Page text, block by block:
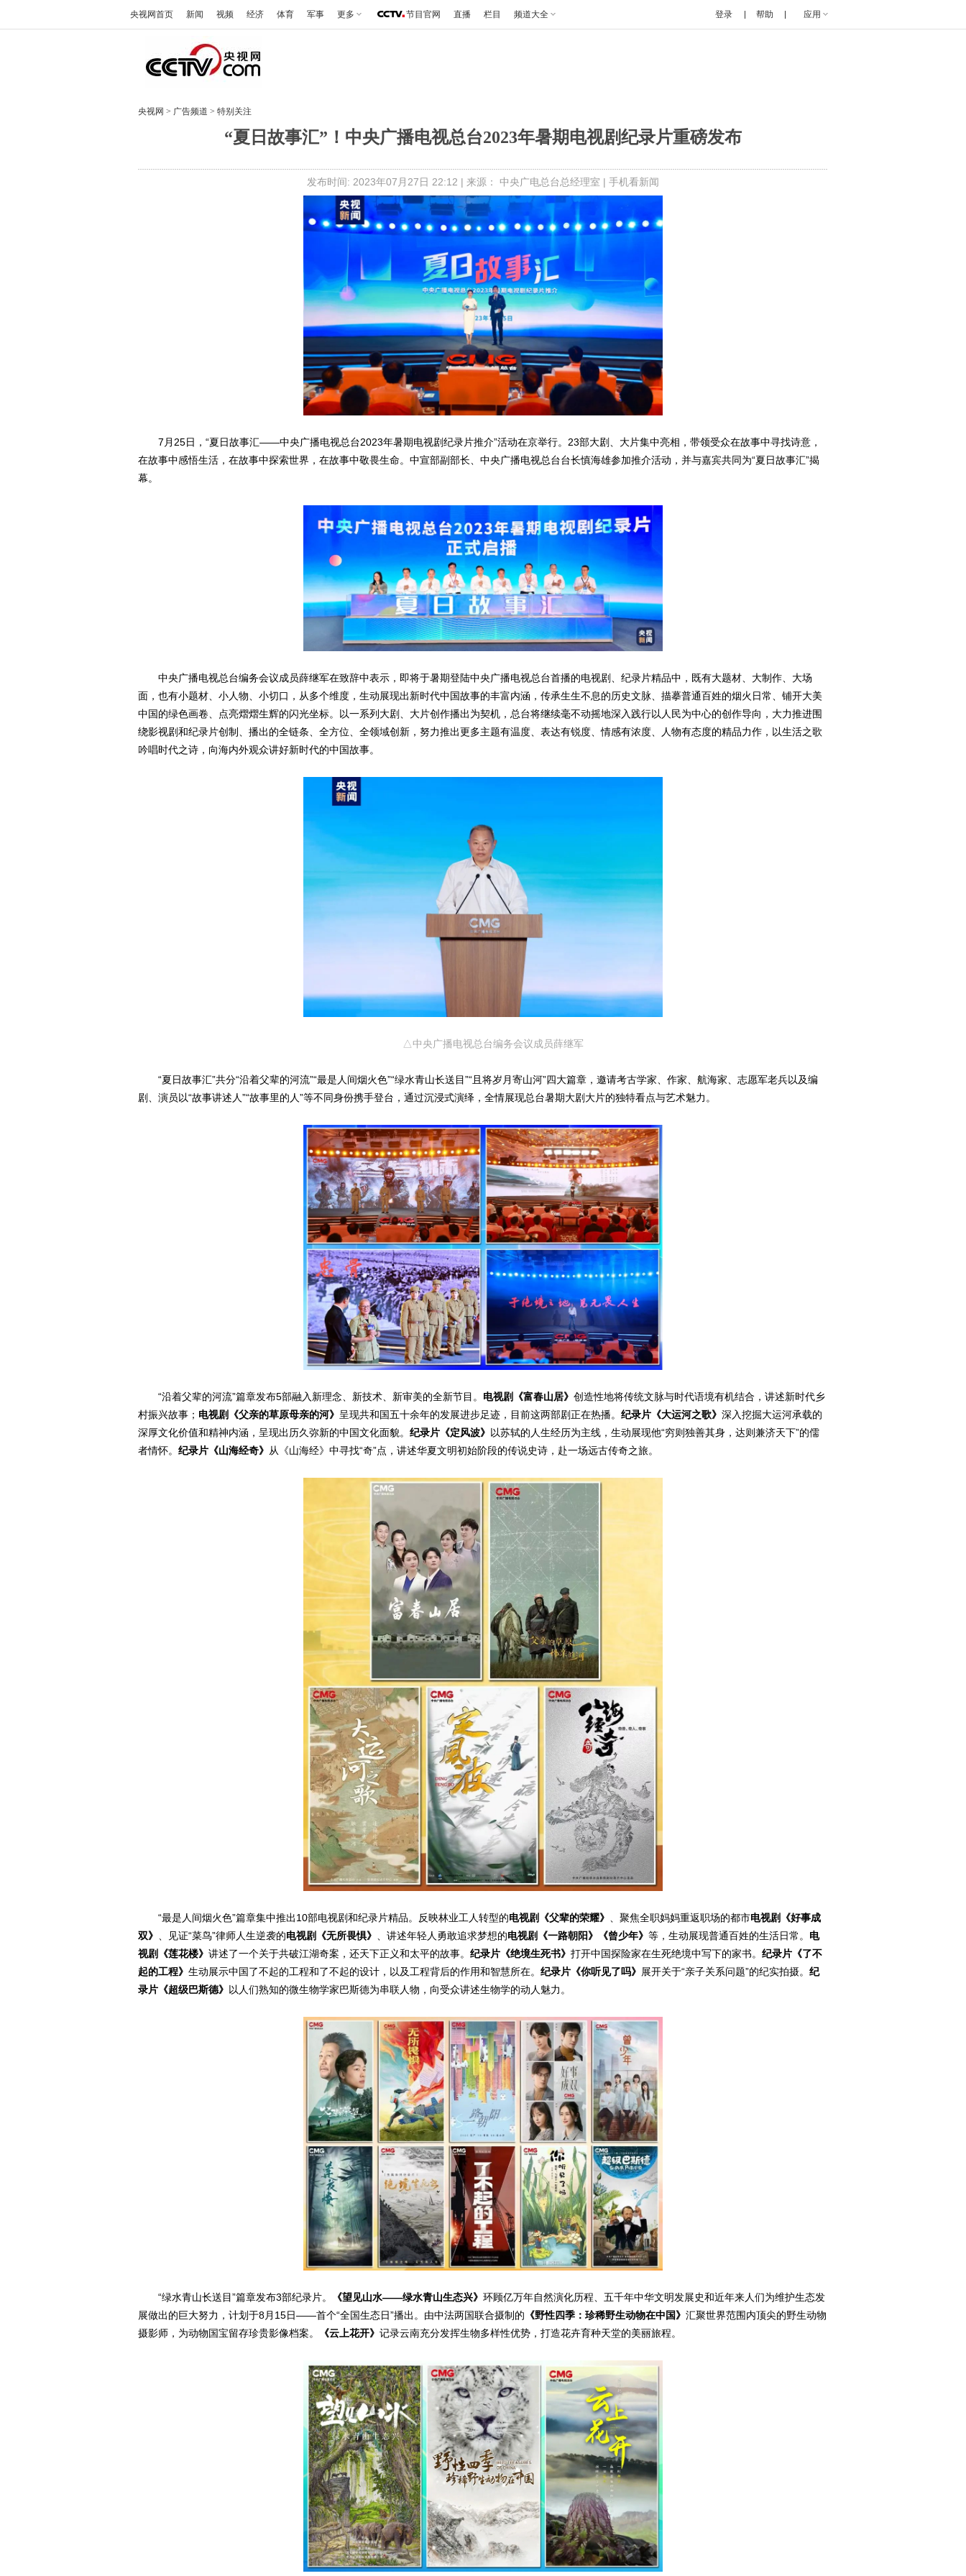
央视网首页 新闻 视频 经济 体育 军事 更多 节目官网 直播 栏目 频道大全 帮助 应用
登录
央视网 > 广告频道 > 特别关注
“夏日故事汇”！中央广播电视总台2023年暑期电视剧纪录片重磅发布
发布时间: 2023年07月27日 22:12 | 来源： 中央广电总台总经理室 | 手机看新闻
7月25日，“夏日故事汇——中央广播电视总台2023年暑期电视剧纪录片推介”活动在京举行。23部大剧、大片集中亮相，带领受众在故事中寻找诗意，
在故事中感悟生活，在故事中探索世界，在故事中敬畏生命。中宣部副部长、中央广播电视总台台长慎海雄参加推介活动，并与嘉宾共同为“夏日故事汇”揭
幕。
中央广播电视总台编务会议成员薛继军在致辞中表示，即将于暑期登陆中央广播电视总台首播的电视剧、纪录片精品中，既有大题材、大制作、大场
面，也有小题材、小人物、小切口，从多个维度，生动展现出新时代中国故事的丰富内涵，传承生生不息的历史文脉、描摹普通百姓的烟火日常、铺开大美
中国的绿色画卷、点亮熠熠生辉的闪光坐标。以一系列大剧、大片创作播出为契机，总台将继续毫不动摇地深入践行以人民为中心的创作导向，大力推进围
绕影视剧和纪录片创制、播出的全链条、全方位、全领域创新，努力推出更多主题有温度、表达有锐度、情感有浓度、人物有态度的精品力作，以生活之歌
吟唱时代之诗，向海内外观众讲好新时代的中国故事。
△中央广播电视总台编务会议成员薛继军
“夏日故事汇”共分“沿着父辈的河流”“最是人间烟火色”“绿水青山长送目”“且将岁月寄山河”四大篇章，邀请考古学家、作家、航海家、志愿军老兵以及编
剧、演员以“故事讲述人”“故事里的人”等不同身份携手登台，通过沉浸式演绎，全情展现总台暑期大剧大片的独特看点与艺术魅力。
“沿着父辈的河流”篇章发布5部融入新理念、新技术、新审美的全新节目。 电视剧《富春山居》 创造性地将传统文脉与时代语境有机结合，讲述新时代乡
村振兴故事； 电视剧《父亲的草原母亲的河》 呈现共和国五十余年的发展进步足迹，目前这两部剧正在热播。 纪录片《大运河之歌》 深入挖掘大运河承载的
深厚文化价值和精神内涵，呈现出历久弥新的中国文化面貌。 纪录片《定风波》 以苏轼的人生经历为主线，生动展现他“穷则独善其身，达则兼济天下”的儒
者情怀。 纪录片《山海经奇》 从《山海经》中寻找“奇”点，讲述华夏文明初始阶段的传说史诗，赴一场远古传奇之旅。
“最是人间烟火色”篇章集中推出10部电视剧和纪录片精品。反映林业工人转型的电视剧《父辈的荣耀》 、聚焦全职妈妈重返职场的都市电视剧《好事成
双》
、见证“菜鸟”律师人生逆袭的电视剧《无所畏惧》 、讲述年轻人勇敢追求梦想的电视剧《一路朝阳》《曾少年》 等，生动展现普通百姓的生活日常。 电
视剧《莲花楼》 讲述了一个关于共破江湖奇案，还天下正义和太平的故事。 纪录片《绝境生死书》 打开中国探险家在生死绝境中写下的家书。 纪录片《了不
起的工程》 生动展示中国了不起的工程和了不起的设计，以及工程背后的作用和智慧所在。 纪录片《你听见了吗》 展开关于“亲子关系问题”的纪实拍摄。 纪
录片《超级巴斯德》 以人们熟知的微生物学家巴斯德为串联人物，向受众讲述生物学的动人魅力。
“绿水青山长送目”篇章发布3部纪录片。 《望见山水——绿水青山生态兴》 环顾亿万年自然演化历程、五千年中华文明发展史和近年来人们为维护生态发
展做出的巨大努力，计划于8月15日——首个“全国生态日”播出。由中法两国联合摄制的 《野性四季：珍稀野生动物在中国》 汇聚世界范围内顶尖的野生动物
摄影师，为动物国宝留存珍贵影像档案。
《云上花开》 记录云南充分发挥生物多样性优势，打造花卉育种天堂的美丽旅程。